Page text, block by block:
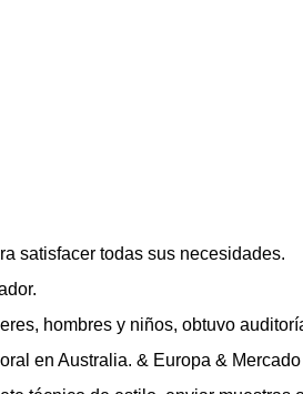
satisfacer todas sus necesidades.
hombres y niños, obtuvo
en Australia. & Europa &